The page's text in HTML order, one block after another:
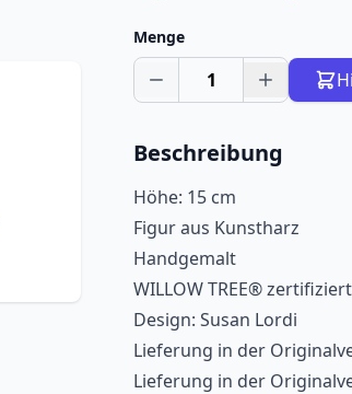
Menge
1
Beschreibung
Höhe: 15 cm
Figur aus Kunstharz
Handgemalt
WILLOW TREE® zertifiziert
Design: Susan Lordi
Lieferung in der
Lieferung in der